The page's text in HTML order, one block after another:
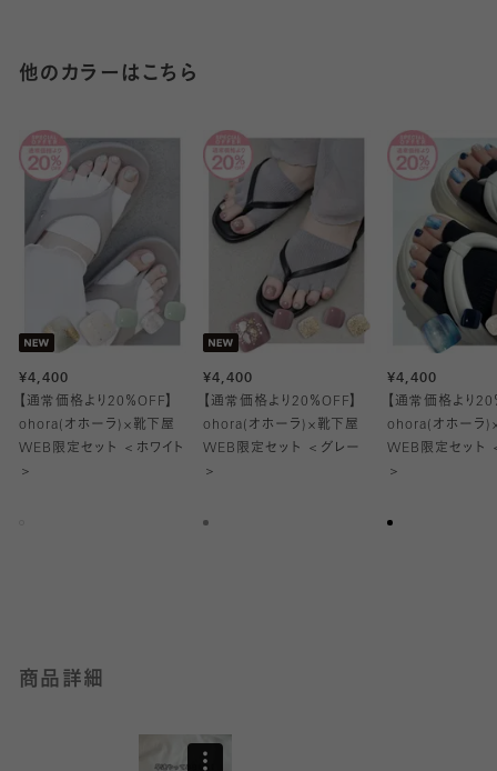
通常価格で購入するより、なんと
6種類から選べて、ギフトにもおすすめ。
こちらは<ピンクセット>です。
◇特集ページはこちら
ジェルネイルシール&ジェルランプと足裏がクッションになった五
本指パーツソックスを合わせ、Tabioオリジナル巾着に入れてお届
けします。
ジェルネイルシールは貼って、切って、ジェルネイル用ランプで固
めて、形を整えるだけ。
初心者さんや忙しい方でもおうちで簡単にサロン級のジェルネイ
ルをお楽しみいただけます。
ジェルネイルセットはスターターキットになっているので、ネイル
できるのでとても良いセットです。
他のカラーはこちら
¥4,400
【通常価格より20％OFF】
ohora(オホーラ)×靴下屋
WEB限定セット ＜ホワイト
＞
¥4,400
【通常価格より20％OFF】
ohora(オホーラ)×靴下屋
WEB限定セット ＜グレー
＞
¥4,400
【通常価格より20
ohora(オホーラ
WEB限定セット
＞
商品詳細